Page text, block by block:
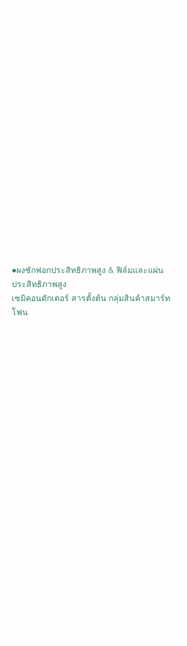
●ผงซักฟอกประสิทธิภาพสูง & ฟิล์มและแผ่น
ประสิทธิภาพสูง
เซมิคอนดักเตอร์ สารตั้งต้น กลุ่มสินค้าสมาร์ท
โฟน